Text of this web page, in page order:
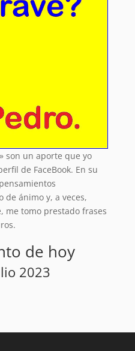
son un aporte que yo
de FaceBook. En su
de ánimo y, a veces,
me tomo prestado frases
de hoy
2023